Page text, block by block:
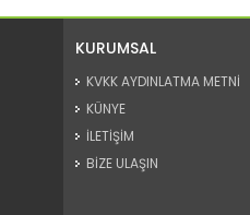
KURUMSAL
KVKK AYDINLATMA METNİ
KÜNYE
İLETİŞİM
BİZE ULAŞIN